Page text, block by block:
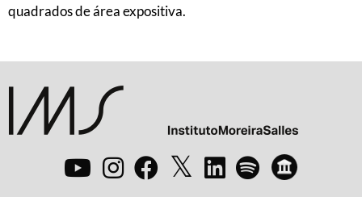
quadrados de área expositiva.